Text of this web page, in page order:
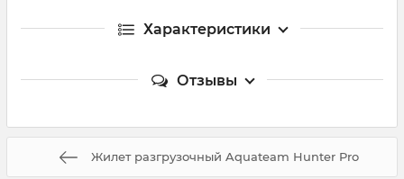
Характеристики
Отзывы
Жилет разгрузочный Aquateam Hunter Pro